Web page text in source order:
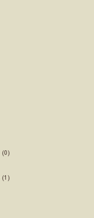
(0)
(1)